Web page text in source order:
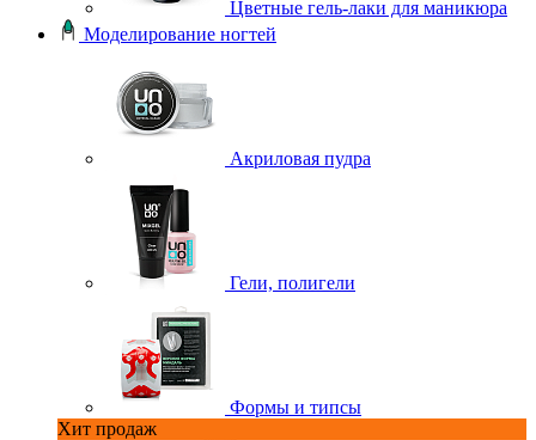
Цветные гель-лаки для маникюра
Моделирование ногтей
Акриловая пудра
Гели, полигели
Формы и типсы
Хит продаж